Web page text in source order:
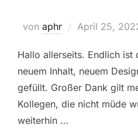
von aphr
Veröffentlicht
April 25,
Hallo allerseits. Endlich ist
neuem Inhalt, neuem
gefüllt. Großer Dank gilt
Kollegen, die nicht müde
weiterhin …